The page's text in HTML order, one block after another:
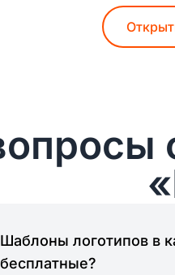
Шаблоны логотипов в
бесплатные?